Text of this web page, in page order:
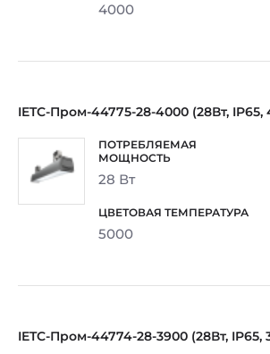
4000
IETC-Пром-44775-28-4000 (28Вт,
28 Вт
5000
IETC-Пром-44774-28-3900 (28Вт,